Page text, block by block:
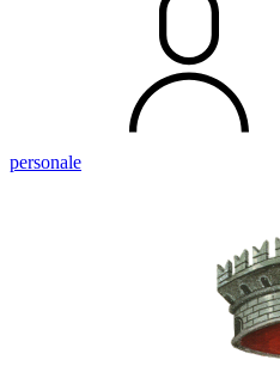
personale